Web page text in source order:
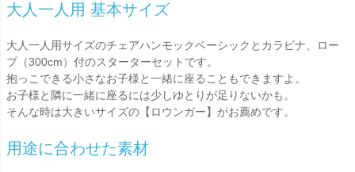
大人一人用 基本サイズ
大人一人用サイズのチェアハンモックベーシックとカラビナ、ロー
プ（300cm）付のスターターセットです。
抱っこできる小さなお子様と一緒に座ることもできますよ。
お子様と隣に一緒に座るには少しゆとりが足りないかも。
そんな時は大きいサイズの【ロウンガー】がお薦めです。
用途に合わせた素材